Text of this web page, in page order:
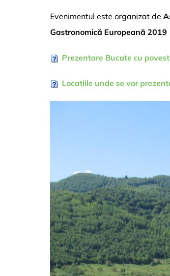
Evenimentul este organizat de
Gastronomică Europeană 2019
Prezentare Bucate cu
Locatiile unde se vor